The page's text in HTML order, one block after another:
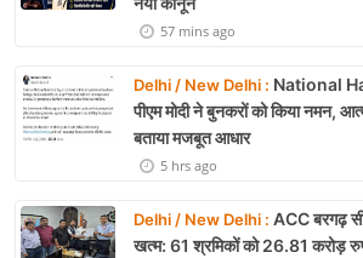
57 mins ago
Delhi / New Delhi : National
पीएम मोदी ने बुनकरों को किया नमन,
बताया मजबूत आधार
5 hrs ago
Delhi / New Delhi : ACC बरगढ़
खत्म: 61 श्रमिकों को 26.81 करोड़